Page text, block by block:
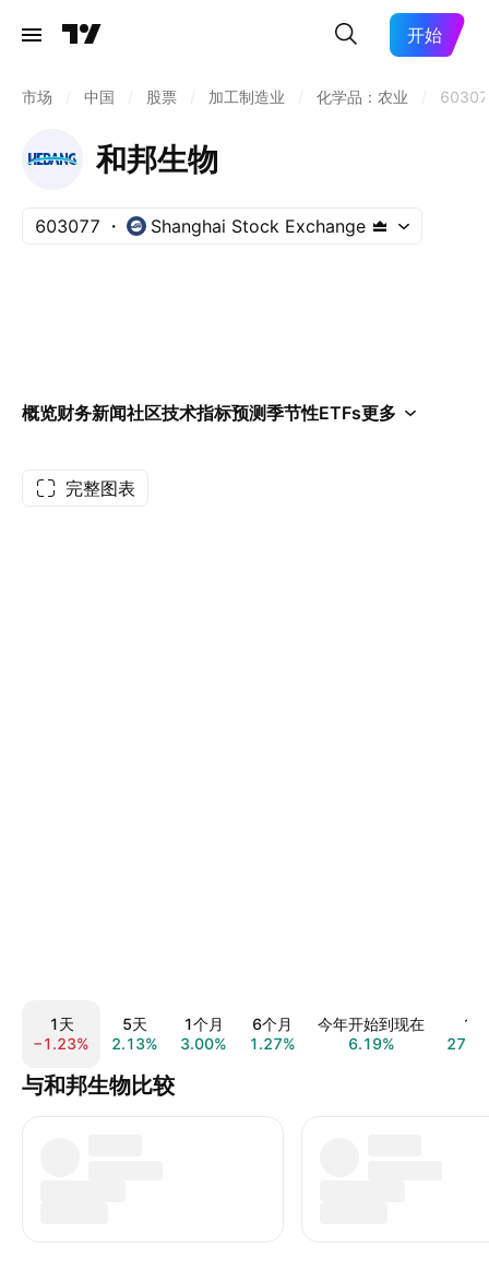
开始
市场 中国 股票 加工制造业 化学品：农业
和邦生物
603077 Shanghai Stock Exchange
概览财务新闻社区技术指标预测季节性ETFs更多
完整图表
1天
−1.23%
5天
2.13%
1个月
3.00%
6个月
1.27%
今年开始到现在
6.19%
1年
与和邦生物比较